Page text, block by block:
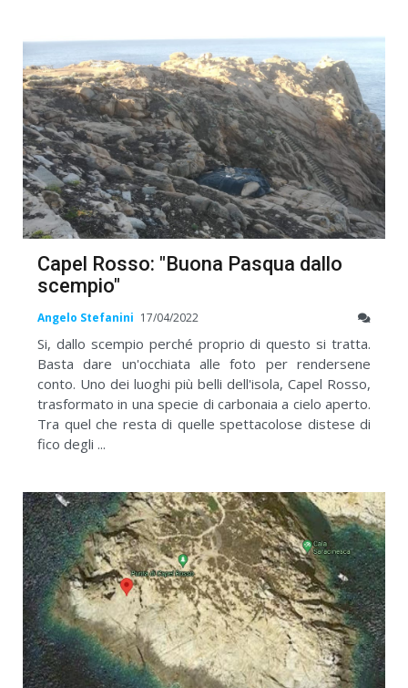
Capel Rosso: "Buona Pasqua dallo
scempio"
Angelo Stefanini 17/04/2022
Si, dallo scempio perché proprio di questo si tratta.
Basta dare un'occhiata alle foto per rendersene
conto. Uno dei luoghi più belli dell'isola, Capel Rosso,
trasformato in una specie di carbonaia a cielo aperto.
Tra quel che resta di quelle spettacolose distese di
fico degli ...